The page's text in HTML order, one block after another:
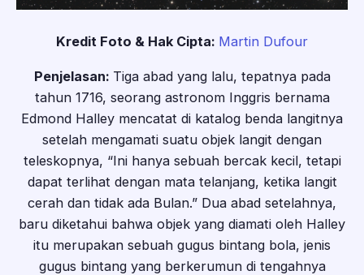
Kredit Foto & Hak Cipta: Martin Dufour
Penjelasan: Tiga abad yang lalu, tepatnya pada
tahun 1716, seorang astronom Inggris bernama
Edmond Halley mencatat di katalog benda langitnya
setelah mengamati suatu objek langit dengan
teleskopnya, “Ini hanya sebuah bercak kecil, tetapi
dapat terlihat dengan mata telanjang, ketika langit
cerah dan tidak ada Bulan.” Dua abad setelahnya,
baru diketahui bahwa objek yang diamati oleh Halley
itu merupakan sebuah gugus bintang bola, jenis
gugus bintang yang berkerumun di tengahnya